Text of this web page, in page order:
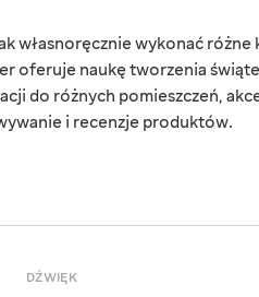
własnoręcznie wykonać
oferuje naukę tworzenia
do różnych pomieszczeń,
i recenzje produktów.
DŹWIĘK